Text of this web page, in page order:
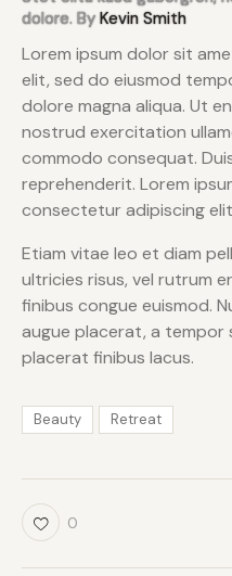
dolore. ByKevin Smith
Lorem ipsum dolor sit
elit, sed do eiusmod
dolore magna aliqua. Ut
nostrud exercitation
commodo consequat.
reprehenderit. Lorem
consectetur adipiscing
Etiam vitae leo et diam
ultricies risus, vel rutrum
finibus congue euismod.
augue placerat, a tempor
placerat finibus lacus.
Beauty Retreat
0